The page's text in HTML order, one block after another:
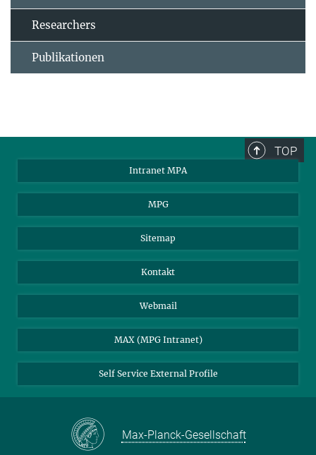
Researchers
Publikationen
TOP
Intranet MPA
MPG
Sitemap
Kontakt
Webmail
MAX (MPG Intranet)
Self Service External Profile
Max-Planck-Gesellschaft